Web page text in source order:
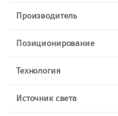
Производитель
Позиционирование
Технология
Источник света